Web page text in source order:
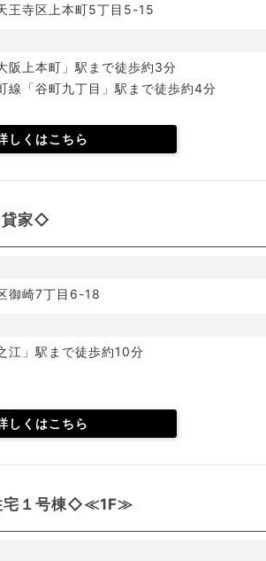
王寺区上本町5丁目5-15
阪上本町」駅まで徒歩約3分
線「谷町九丁目」駅まで徒歩約4分
しくはこちら
家◇
御崎7丁目6-18
江」駅まで徒歩約10分
しくはこちら
宅１号棟◇≪1F≫